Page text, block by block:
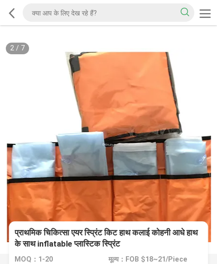
2/ 7
प्राथमिक चिकित्सा एयर स्प्रिंट किट हाथ कलाई कोहनी आधे हाथ
के साथ inflatable प्लास्टिक स्प्रिंट
MOQ：1-20 मूल्य：FOB $18~21/Piece